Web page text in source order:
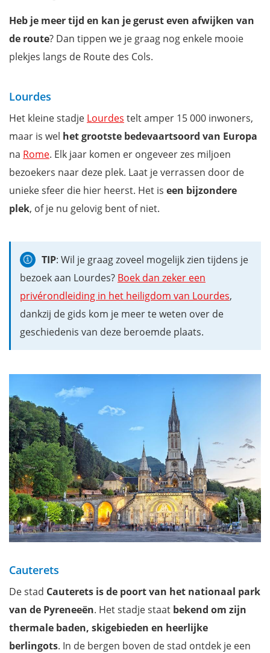
Heb je meer tijd en kan je gerust even afwijken van
de route? Dan tippen we je graag nog enkele mooie
plekjes langs de Route des Cols.
Lourdes
Het kleine stadje Lourdes telt amper 15 000 inwoners,
maar is wel het grootste bedevaartsoord van Europa
na Rome. Elk jaar komen er ongeveer zes miljoen
bezoekers naar deze plek. Laat je verrassen door de
unieke sfeer die hier heerst. Het is een bijzondere
plek, of je nu gelovig bent of niet.
TIP: Wil je graag zoveel mogelijk zien tijdens je
bezoek aan Lourdes? Boek dan zeker een
privérondleiding in het heiligdom van Lourdes,
dankzij de gids kom je meer te weten over de
geschiedenis van deze beroemde plaats.
Cauterets
De stad Cauterets is de poort van het nationaal park
van de Pyreneeën. Het stadje staat bekend om zijn
thermale baden, skigebieden en heerlijke
berlingots. In de bergen boven de stad ontdek je een